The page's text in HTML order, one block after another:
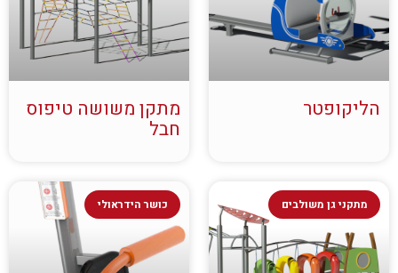
הליקופטר מתקן משושה טיפוס
חבל
מתקני גן משולבים כושר הידראולי